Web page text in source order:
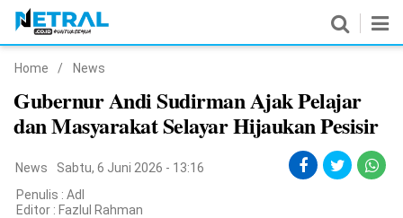
Nasional
Pemerintahan
Politik
Home / News
Gubernur Andi Sudirman Ajak Pelajar
dan Masyarakat Selayar Hijaukan Pesisir
News
Sabtu, 6 Juni 2026 - 13:16
Penulis : Adl
Editor : Fazlul Rahman